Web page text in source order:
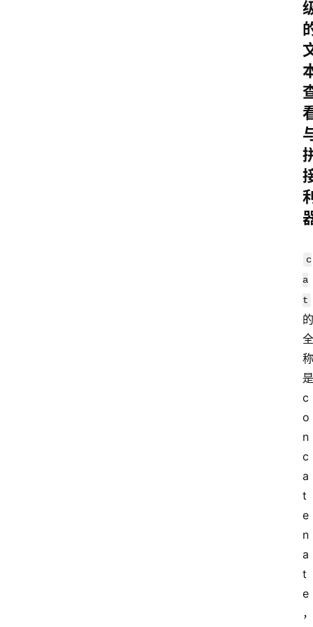
c
a
t
的
全
称
是
c
o
n
c
a
t
e
n
a
t
e
，